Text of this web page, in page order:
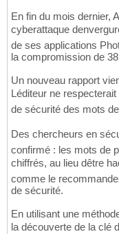
En fin du mois dernier,
cyberattaque
de ses applications
la compromission de
Un nouveau rapport
Léditeur ne
de sécurité des mots
Des chercheurs en
confirmé : les mots de
chiffrés, au lieu dêtre
comme le
de sécurité.
En utilisant une
la découverte de la clé